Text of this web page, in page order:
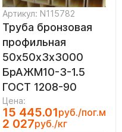
Артикул: N115782
Труба бронзовая
профильная
50х50х3х3000
БрАЖМ10-3-1.5
ГОСТ 1208-90
Цена:
15 445.01руб./пог.м
2 027руб./кг